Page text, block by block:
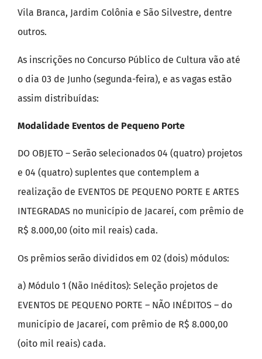
Vila Branca, Jardim Colônia e São Silvestre, dentre
outros.
As inscrições no Concurso Público de Cultura vão até
o dia 03 de Junho (segunda-feira), e as vagas estão
assim distribuídas:
Modalidade Eventos de Pequeno Porte
DO OBJETO – Serão selecionados 04 (quatro) projetos
e 04 (quatro) suplentes que contemplem a
realização de EVENTOS DE PEQUENO PORTE E ARTES
INTEGRADAS no município de Jacareí, com prêmio de
R$ 8.000,00 (oito mil reais) cada.
Os prêmios serão divididos em 02 (dois) módulos:
a) Módulo 1 (Não Inéditos): Seleção projetos de
EVENTOS DE PEQUENO PORTE – NÃO INÉDITOS – do
município de Jacareí, com prêmio de R$ 8.000,00
(oito mil reais) cada.